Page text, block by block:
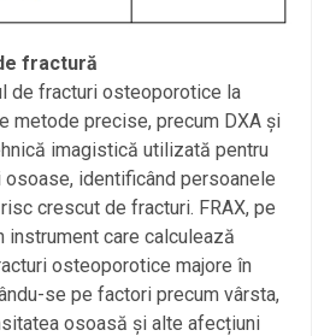
fractură
de fracturi osteoporotice la
metode precise, precum DXA și
imagistică utilizată pentru
identificând persoanele
crescut de fracturi. FRAX, pe
instrument care calculează
osteoporotice majore în
se pe factori precum vârsta,
osoasă și alte afecțiuni